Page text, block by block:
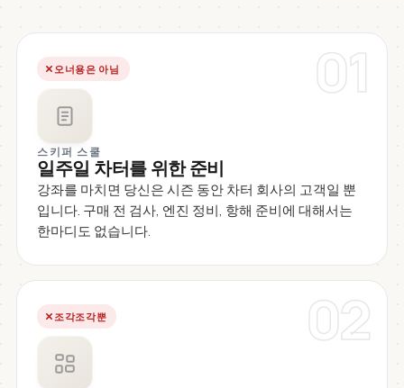
01
오너용은 아님
스키퍼 스쿨
일주일 차터를 위한 준비
강좌를 마치면 당신은 시즌 동안 차터 회사의 고객일 뿐
입니다. 구매 전 검사, 엔진 정비, 항해 준비에 대해서는
한마디도 없습니다.
02
조각조각뿐